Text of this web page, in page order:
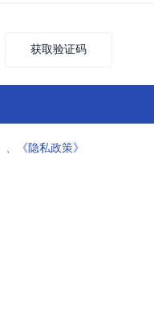
获取验证码
、 《隐私政策》